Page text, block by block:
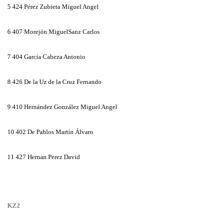
5 424 Pérez Zubieta Miguel Angel
6 407 Morejón MiguelSanz Carlos
7 404 García Cabeza Antonio
8 426 De la Uz de la Cruz Fernando
9 410 Hernández González Miguel Angel
10 402 De Pablos Martín Álvaro
11 427 Hernan Perez David
KZ2